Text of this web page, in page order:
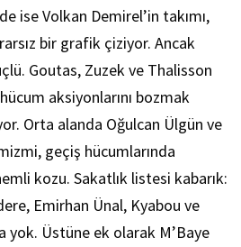
ise Volkan Demirel’in takımı,
bir grafik çiziyor. Ancak
Goutas, Zuzek ve Thalisson
aksiyonlarını bozmak
Orta alanda Oğulcan Ülgün ve
geçiş hücumlarında
kozu. Sakatlık listesi kabarık:
Emirhan Ünal, Kyabou ve
yok. Üstüne ek olarak M’Baye